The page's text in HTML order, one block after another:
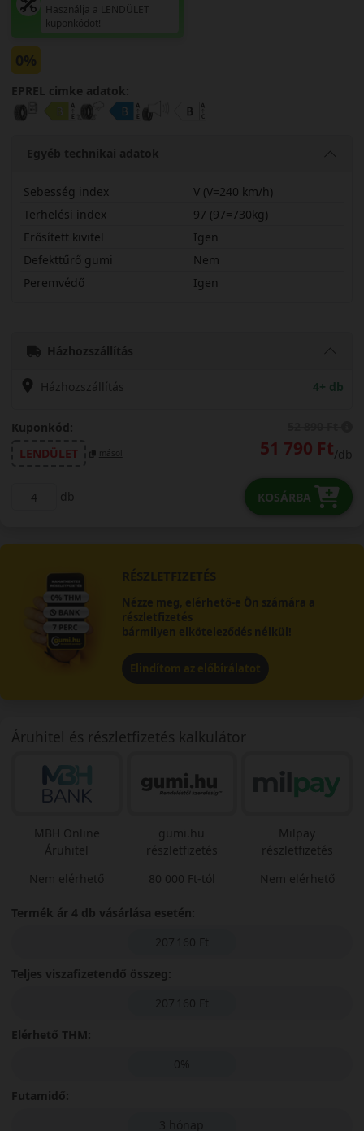
Használja a LENDÜLET
kuponkódot!
0%
EPREL cimke adatok:
Egyéb technikai adatok
Sebesség index
V (V=240 km/h)
Terhelési index
97 (97=730kg)
Erősített kivitel
Igen
Defekttűrő gumi
Nem
Peremvédő
Igen
Házhozszállítás
Házhozszállítás 4+ db
Kuponkód:
LENDÜLET
másol 51 790 Ft/db
db KOSÁRBA
RÉSZLETFIZETÉS
Nézze meg, elérhető-e Ön számára a
részletfizetés
bármilyen elköteleződés nélkül!
Elindítom az előbírálatot
Áruhitel és részletfizetés kalkulátor
MBH Online
Áruhitel
Nem elérhető
gumi.hu
részletfizetés
80 000 Ft-tól
Milpay
részletfizetés
Nem elérhető
Termék ár 4 db vásárlása esetén:
207 160 Ft
Teljes viszafizetendő összeg:
207 160 Ft
Elérhető THM:
0%
Futamidő:
3 hónap